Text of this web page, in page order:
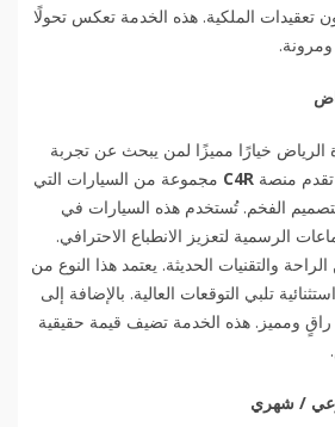
تعقيدات الملكية. هذه الخدمة تعكس تحولًا
الرياض خيارًا مميزًا لمن يبحث عن تجربة
تقدم منصة C4R مجموعة من السيارات التي
الفخم. تُستخدم هذه السيارات في
الرسمية لتعزيز الانطباع الاحترافي.
والتقنيات الحديثة. يعتمد هذا النوع من
تلبي التوقعات العالية. بالإضافة إلى
ومميز. هذه الخدمة تضيف قيمة حقيقية
/ شهري